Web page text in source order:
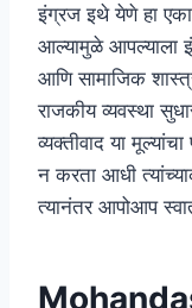
इंग्रज इथे येणे हा
आल्यामुळे आपल्याला
आणि सामाजिक
राजकीय व्यवस्था
व्यक्तीवाद या
न करता आधी
त्यानंतर आपोआप